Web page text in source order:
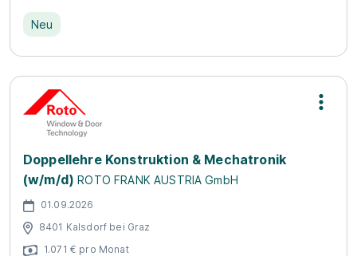
Neu
Doppellehre Konstruktion & Mechatronik
(w/m/d) ROTO FRANK AUSTRIA GmbH
01.09.2026
8401 Kalsdorf bei Graz
1.071 € pro Monat